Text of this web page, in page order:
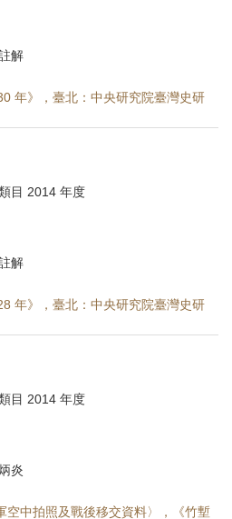
解
年》，臺北：中央研究院臺灣史研
目 2014 年度
解
年》，臺北：中央研究院臺灣史研
目 2014 年度
炎
空中拍照及戰後移交資料〉，《竹塹